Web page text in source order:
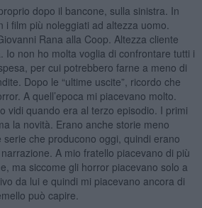
dopo il bancone, sulla sinistra. In
film più noleggiati ad altezza uomo.
Rana alla Coop. Altezza cliente
Io non ho molta voglia di confrontare tutti i
per cui potrebbero farne a meno di
Dopo le “ultime uscite”, ricordo che
A quell’epoca mi piacevano molto.
vidi quando era al terzo episodio. I primi
la novità. Erano anche storie meno
che producono oggi, quindi erano
A mio fratello piacevano di più
ma siccome gli horror piacevano solo a
da lui e quindi mi piacevano ancora di
può capire.